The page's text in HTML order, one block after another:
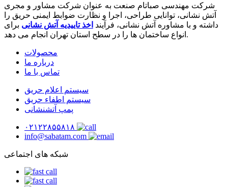
شرکت مهندسی صباتام صنعت به عنوان شرکت مشاور و مجری
آتش نشانی، توانایی طراحی، اجرا و نظارت ضوابط ایمنی حریق را
داشته و با مشاوره آتش نشانی، فرآیند اخذ تاییدیه آتش نشانی برای
انواع ساختمان ها را در سطح استان تهران انجام می دهد.
محصولات
درباره ما
تماس با ما
سیستم اعلام حریق
سیستم اطفاء حریق
پمپ آتشنشانی
۰۲۱۲۲۸۵۵۸۱۸
info@sabatam.com
شبکه های اجتماعی